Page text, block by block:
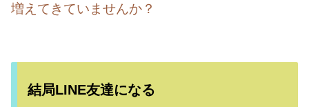
増えてきていませんか？
結局LINE友達になる